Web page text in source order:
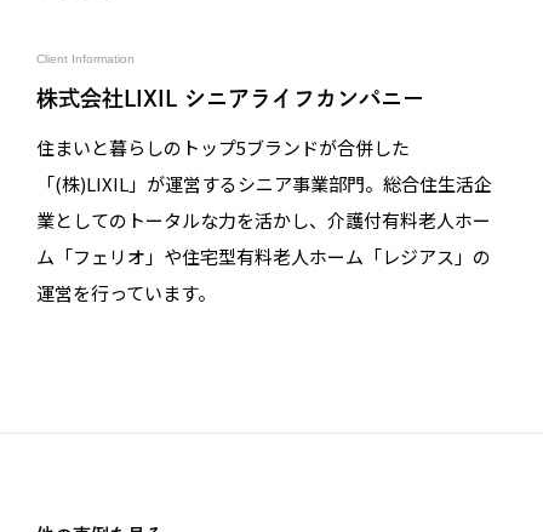
Client Information
株式会社LIXIL シニアライフカンパニー
住まいと暮らしのトップ5ブランドが合併した
「(株)LIXIL」が運営するシニア事業部門。総合住生活企
業としてのトータルな力を活かし、介護付有料老人ホー
ム「フェリオ」や住宅型有料老人ホーム「レジアス」の
運営を行っています。